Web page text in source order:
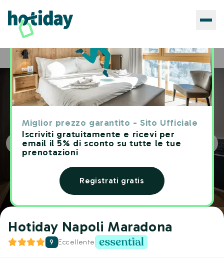
Miglior prezzo garantito - Sito Ufficiale
Iscriviti gratuitamente e ricevi per
email il 5% di sconto su tutte le tue
prenotazioni
Registrati gratis
Home Hotels Hotiday Napoli Maradona
Hotiday Napoli Maradona
9 Eccellente